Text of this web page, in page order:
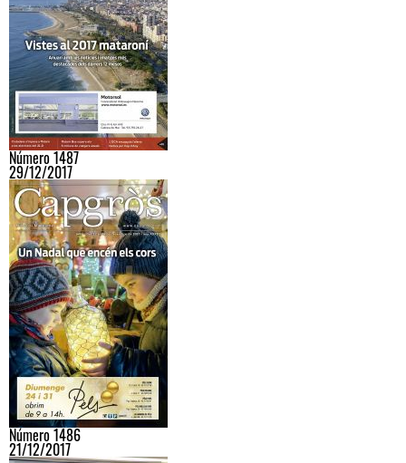
Número 1487
29/12/2017
Número 1486
21/12/2017